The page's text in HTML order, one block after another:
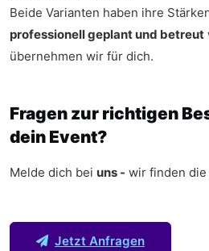
Beide Varianten haben ihre
professionell geplant und betreut
übernehmen wir für dich.
Fragen zur richtigen
dein Event?
Melde dich bei uns - wir finden die
Jetzt Anfragen